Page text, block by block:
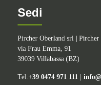
Sedi
Pircher Oberland srl | Pircher
via Frau Emma, 91
39039 Villabassa (BZ)
Tel.+39 0474 971 111